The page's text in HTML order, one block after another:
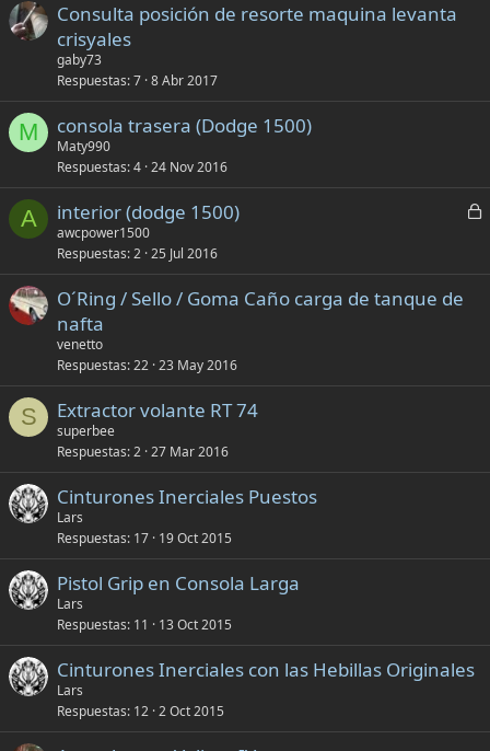
Consulta posición de resorte maquina levanta
crisyales
gaby73
Respuestas 7 8 Abr 2017
M consola trasera (Dodge 1500)
Maty990
Respuestas 4 24 Nov 2016
A
C
r
interior (dodge 1500)
awcpower1500
Respuestas 2 25 Jul 2016
O´Ring / Sello / Goma Caño carga de tanque de
nafta
venetto
Respuestas 22 23 May 2016
S Extractor volante RT 74
superbee
Respuestas 2 27 Mar 2016
Cinturones Inerciales Puestos
Lars
Respuestas 17 19 Oct 2015
Pistol Grip en Consola Larga
Lars
Respuestas 11 13 Oct 2015
Cinturones Inerciales con las Hebillas Originales
Lars
Respuestas 12 2 Oct 2015